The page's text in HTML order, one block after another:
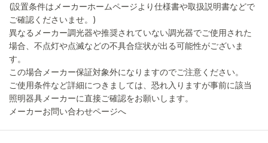
(設置条件はメーカーホームページより仕様書や取扱説明書などで
ご確認くださいませ。)
異なるメーカー調光器や推奨されていない調光器でご使用された
場合、不点灯や点滅などの不具合症状が出る可能性がございま
す。
この場合メーカー保証対象外になりますのでご注意ください。
ご使用条件など詳細につきましては、恐れ入りますが事前に該当
照明器具メーカーに直接ご確認をお願いします。
メーカーお問い合わせページへ